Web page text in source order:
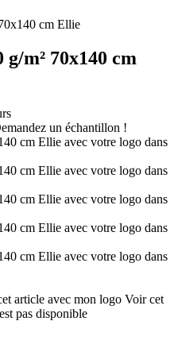
cm Ellie
m² 70x140 cm
un échantillon !
article avec mon logo Voir cet
pas disponible